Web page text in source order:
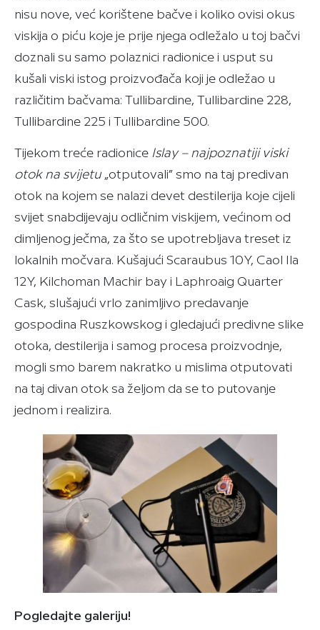
nisu nove, već korištene bačve i koliko ovisi okus
viskija o piću koje je prije njega odležalo u toj bačvi
doznali su samo polaznici radionice i usput su
kušali viski istog proizvođača koji je odležao u
različitim bačvama: Tullibardine, Tullibardine 228,
Tullibardine 225 i Tullibardine 500.
Tijekom treće radionice Islay – najpoznatiji viski
otok na svijetu„otputovali” smo na taj predivan
otok na kojem se nalazi devet destilerija koje cijeli
svijet snabdijevaju odličnim viskijem, većinom od
dimljenog ječma, za što se upotrebljava treset iz
lokalnih močvara. Kušajući Scaraubus 10Y, Caol Ila
12Y, Kilchoman Machir bay i Laphroaig Quarter
Cask, slušajući vrlo zanimljivo predavanje
gospodina Ruszkowskog i gledajući predivne slike
otoka, destilerija i samog procesa proizvodnje,
mogli smo barem nakratko u mislima otputovati
na taj divan otok sa željom da se to putovanje
jednom i realizira.
Pogledajte galeriju!